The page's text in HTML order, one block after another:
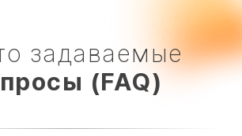
задаваемые
(FAQ)